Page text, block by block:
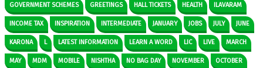
GOVERNMENT SCHEMES GREETINGS HALL TICKETS HEALTH ILAVARAM
INCOME TAX INSPIRATION INTERMEDIATE JANUARY JOBS JULY JUNE
KARONA L LATEST INFORMATION LEARN A WORD LIC LIVE MARCH
MAY MDM MOBILE NISHTHA NO BAG DAY NOVEMBER OCTOBER